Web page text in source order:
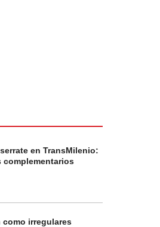
en TransMilenio:
complementarios
irregulares